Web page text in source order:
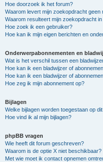
Hoe doorzoek ik het forum?
Waarom levert mijn zoekopdracht geen
Waarom resulteert mijn zoekopdracht
Hoe zoek ik een gebruiker?
Hoe kan ik mijn eigen berichten en
Onderwerpabonnementen en
Wat is het verschil tussen een
Hoe kan ik een bladwijzer of
Hoe kan ik een bladwijzer of
Hoe zeg ik mijn abonnement op?
Bijlagen
Welke bijlagen worden toegestaan op
Hoe vind ik al mijn bijlagen?
phpBB vragen
Wie heeft dit forum geschreven?
Waarom is de optie X niet beschikbaar?
Met wie moet ik contact opnemen